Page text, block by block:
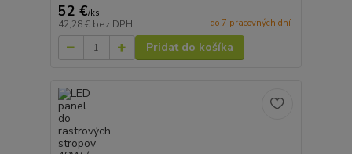
52 €/ks
42,28 € bez DPH do 7 pracovných dní
Pridať do košíka